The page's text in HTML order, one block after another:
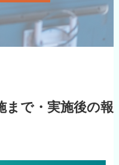
まで・実施後の報